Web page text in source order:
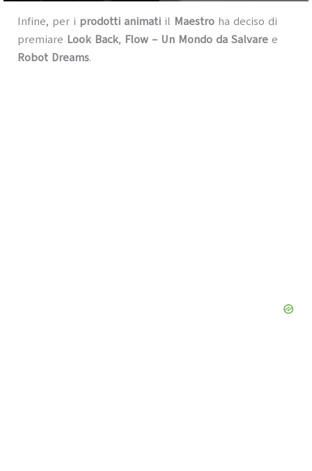
Infine, per i prodotti animatiil Maestroha deciso di
premiare Look Back, Flow – Un Mondo da Salvaree
Robot Dreams.